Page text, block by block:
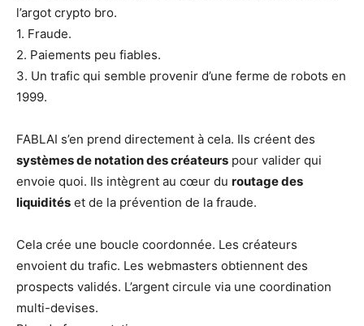
l’argot crypto bro.
1. Fraude.
2. Paiements peu fiables.
3. Un trafic qui semble provenir d’une ferme de robots en
1999.
FABLAI s’en prend directement à cela. Ils créent des
systèmes de notation des créateurs pour valider qui
envoie quoi. Ils intègrent au cœur du routage des
liquidités et de la prévention de la fraude.
Cela crée une boucle coordonnée. Les créateurs
envoient du trafic. Les webmasters obtiennent des
prospects validés. L’argent circule via une coordination
multi-devises.